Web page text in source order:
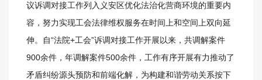
议诉调对接工作列入义安区优化法治化营商环境的重要内
容，努力实现工会法律维权服务在时间上和空间上双向延
伸。自“法院+工会”诉调对接工作开展以来，共调解案件
900余件，年调解案件500余件，工作有序开展有力推动了
矛盾纠纷源头预防和前端化解，为构建和谐劳动关系按下